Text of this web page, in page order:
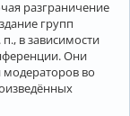
разграничение
групп
в зависимости
Они
во